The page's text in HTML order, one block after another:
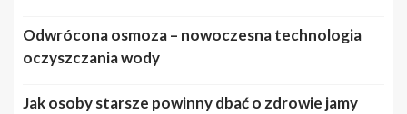
Odwrócona osmoza – nowoczesna technologia
oczyszczania wody
Jak osoby starsze powinny dbać o zdrowie jamy